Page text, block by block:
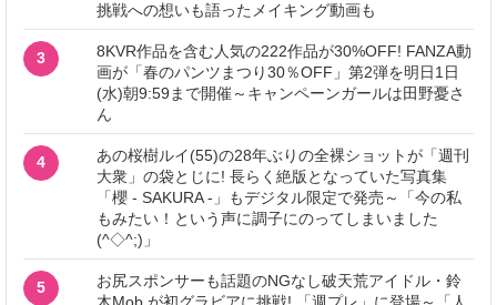
挑戦への想いも語ったメイキング動画も
3
8KVR作品を含む人気の222作品が30%OFF! FANZA動
画が「春のパンツまつり30％OFF」第2弾を明日1日
(水)朝9:59まで開催～キャンペーンガールは田野憂さ
ん
4
あの桜樹ルイ(55)の28年ぶりの全裸ショットが「週刊
大衆」の袋とじに! 長らく絶版となっていた写真集
「櫻 - SAKURA -」もデジタル限定で発売～「今の私
もみたい！という声に調子にのってしまいました
(^◇^;)」
5
お尻スポンサーも話題のNGなし破天荒アイドル・鈴